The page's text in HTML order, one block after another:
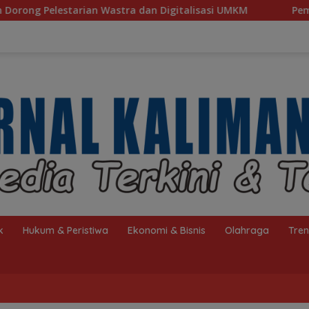
dan Digitalisasi UMKM Pemkab Tanah Laut
Hukum & Peristiwa Ekonomi & Bisnis Olahraga